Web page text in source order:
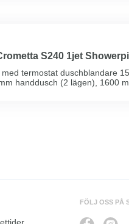
S240 1jet
termostat duschblandare
handdusch (2 lägen), 1600
FÖLJ OSS PÅ